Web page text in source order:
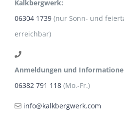
Kalkbergwerk:
06304 1739 (nur Sonn- und
erreichbar)
Anmeldungen und
06382 791 118 (Mo.-Fr.)
info@kalkbergwerk.com